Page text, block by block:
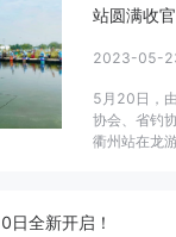
站圆满收官
2023-05-
5月20日，
协会、省钓
衢州站在龙
全新开启！